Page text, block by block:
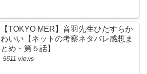
【TOKYO MER】音羽先生ひたすらか
わいい【ネットの考察ネタバレ感想ま
とめ・第５話】
5611 views